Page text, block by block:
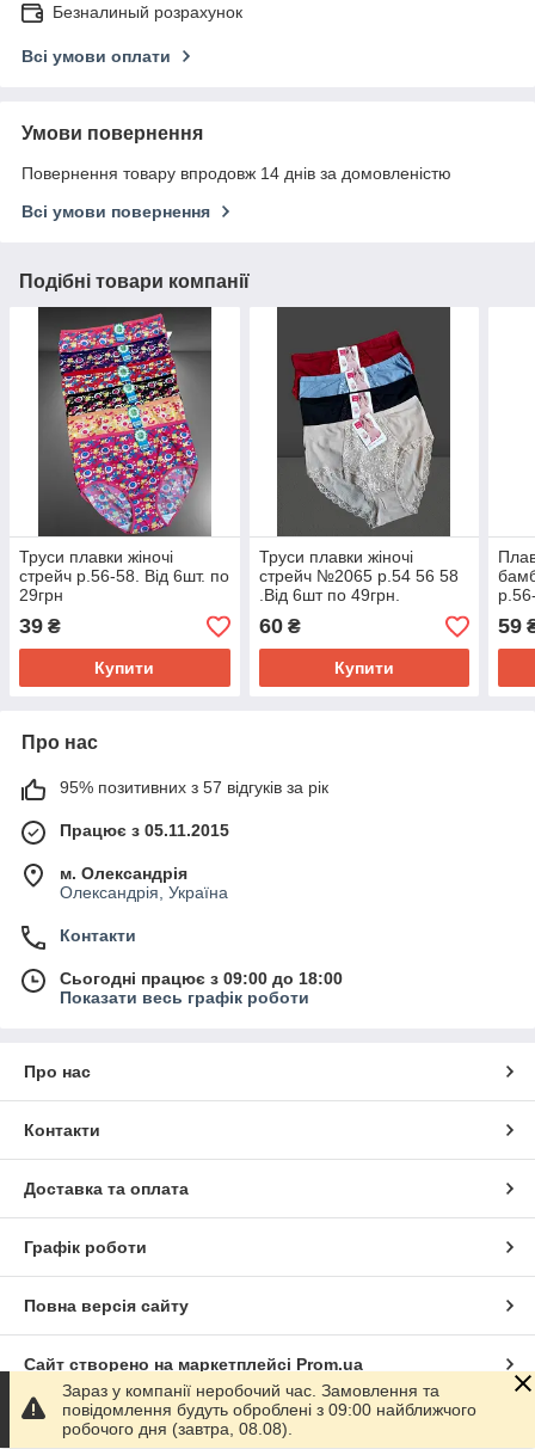
Безналиный розрахунок
Всі умови оплати
Умови повернення
Повернення товару впродовж 14 днів за домовленістю
Всі умови повернення
Подібні товари компанії
Труси плавки жіночі
стрейч р.56-58. Від 6шт. по
29грн
39 ₴
Купити
Труси плавки жіночі
стрейч №2065 р.54 56 58
.Від 6шт по 49грн.
60₴
Купити
59
Про нас
95% позитивних з 57 відгуків за рік
Працює з 05.11.2015
м. Олександрія
Олександрія, Україна
Контакти
Сьогодні працює з 09:00 до 18:00
Показати весь графік роботи
Про нас
Контакти
Доставка та оплата
Графік роботи
Повна версія сайту
Сайт створено на маркетплейсі Prom.ua
Політика конфіденційності
Зараз у компанії неробочий час. Замовлення та
повідомлення будуть оброблені з 09:00 найближчого
робочого дня (завтра, 08.08).